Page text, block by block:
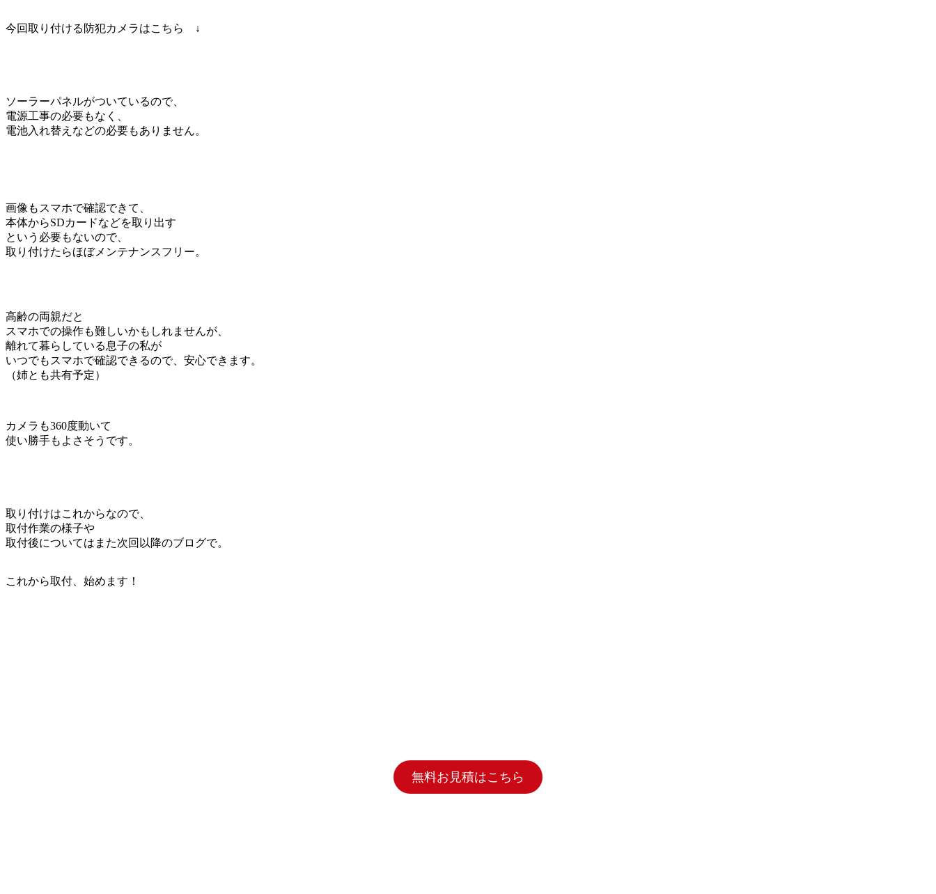
今回取り付ける防犯カメラはこちら ↓
ソーラーパネルがついているので、
電源工事の必要もなく、
電池入れ替えなどの必要もありません。
画像もスマホで確認できて、
本体からSDカードなどを取り出す
という必要もないので、
取り付けたらほぼメンテナンスフリー。
高齢の両親だと
スマホでの操作も難しいかもしれませんが、
離れて暮らしている息子の私が
いつでもスマホで確認できるので、安心できます。
（姉とも共有予定）
カメラも360度動いて
使い勝手もよさそうです。
取り付けはこれからなので、
取付作業の様子や
取付後についてはまた次回以降のブログで。
これから取付、始めます！
無料お見積はこちら